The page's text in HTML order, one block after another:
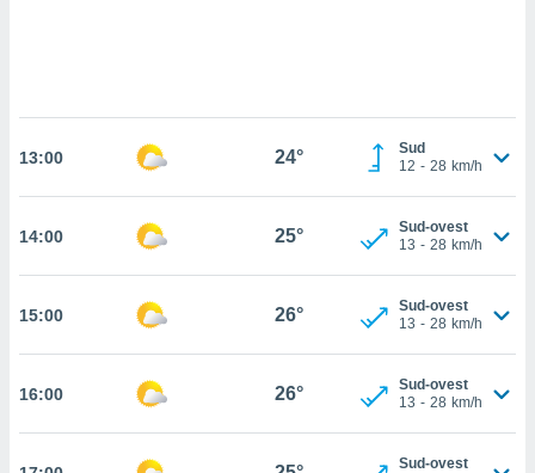
un
la
nella
cookie
il tuo
13:00 24°
Sud
12 - 28 km/h
14:00 25°
Sud-ovest
13 - 28 km/h
15:00 26°
Sud-ovest
13 - 28 km/h
16:00 26°
Sud-ovest
13 - 28 km/h
Sud-ovest